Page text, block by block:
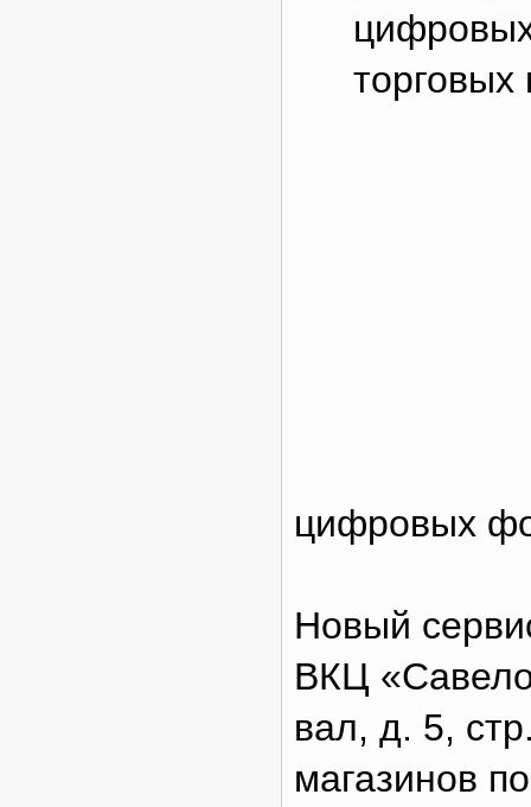
торговых
цифровых
Новый
ВКЦ
вал, д. 5,
магазинов